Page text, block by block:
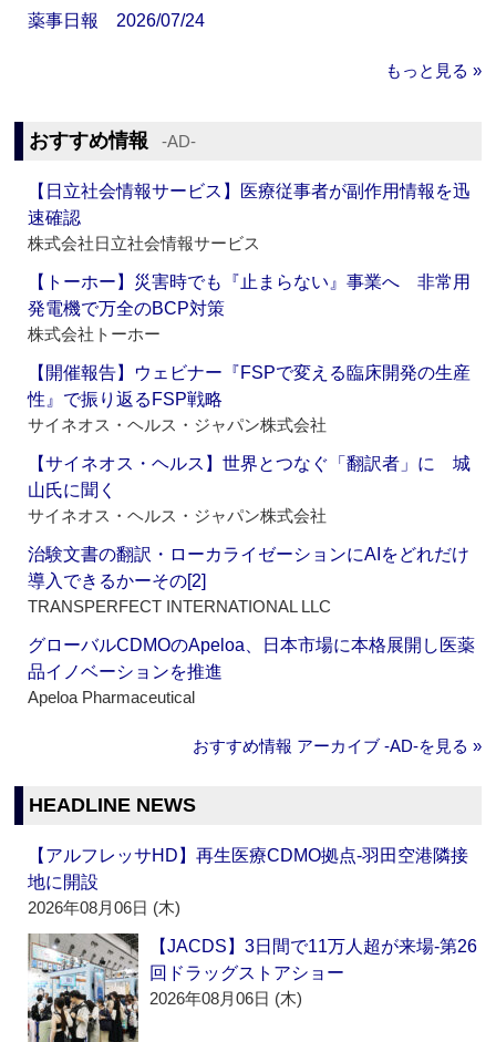
薬事日報 2026/07/24
もっと見る »
おすすめ情報 ‐AD‐
【日立社会情報サービス】医療従事者が副作用情報を迅
速確認
株式会社日立社会情報サービス
【トーホー】災害時でも『止まらない』事業へ 非常用
発電機で万全のBCP対策
株式会社トーホー
【開催報告】ウェビナー『FSPで変える臨床開発の生産
性』で振り返るFSP戦略
サイネオス・ヘルス・ジャパン株式会社
【サイネオス・ヘルス】世界とつなぐ「翻訳者」に 城
山氏に聞く
サイネオス・ヘルス・ジャパン株式会社
治験文書の翻訳・ローカライゼーションにAIをどれだけ
導入できるかーその[2]
TRANSPERFECT INTERNATIONAL LLC
グローバルCDMOのApeloa、日本市場に本格展開し医薬
品イノベーションを推進
Apeloa Pharmaceutical
おすすめ情報 アーカイブ ‐AD‐を見る »
HEADLINE NEWS
【アルフレッサHD】再生医療CDMO拠点‐羽田空港隣接
地に開設
2026年08月06日 (木)
【JACDS】3日間で11万人超が来場‐第26
回ドラッグストアショー
2026年08月06日 (木)